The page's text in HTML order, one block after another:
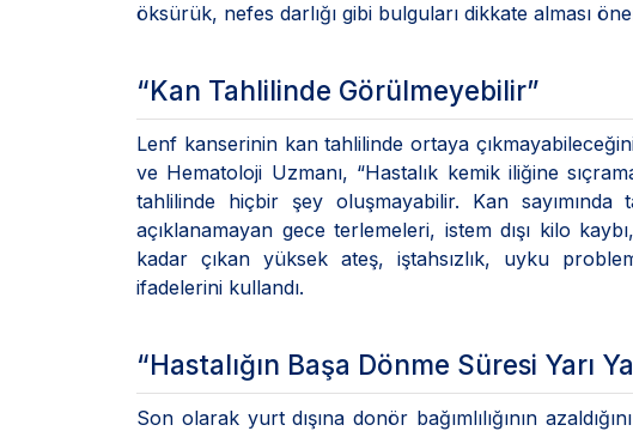
öksürük, nefes darlığı gibi bulguları dikkate alması
“Kan Tahlilinde Görülmeyebilir”
Lenf kanserinin kan tahlilinde ortaya
ve Hematoloji Uzmanı, “Hastalık kemik iliğine
tahlilinde hiçbir şey oluşmayabilir. Kan
açıklanamayan gece terlemeleri, istem dışı kilo
kadar çıkan yüksek ateş, iştahsızlık, uyku
ifadelerini kullandı.
“Hastalığın Başa Dönme Süresi Yarı
Son olarak yurt dışına donör bağımlılığının